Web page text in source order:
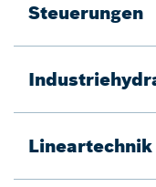
Steuerungen
Lineartechnik